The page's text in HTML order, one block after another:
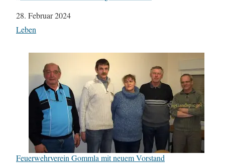
Datum
28. Februar 2024
In Bezug auf
Leben
Feuerwehrverein Gommla mit neuem Vorstand